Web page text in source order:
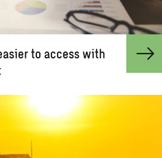
to ac­cess with